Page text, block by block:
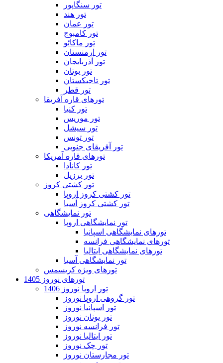
تور سنگاپور
تور هند
تور عمان
تور کامبوج
تور ماکائو
تور ارمنستان
تور آذربایجان
تور بوتان
تور تاجیکستان
تور قطر
تورهای قاره آفریقا
تور کنیا
تور موریس
تور سیشل
تور تونس
تور آفریقای جنوبی
تورهای قاره آمریکا
تور کانادا
تور برزیل
تور کشتی کروز
تور کشتی کروز اروپا
تور کشتی کروز آسیا
تور نمایشگاهی
تور نمایشگاهی اروپا
تورهای نمایشگاهی اسپانیا
تورهای نمایشگاهی فرانسه
تورهای نمایشگاهی ایتالیا
تور نمایشگاهی آسیا
تورهای ویژه کریسمس
تورهای نوروز 1405
تور اروپا نوروز 1406
تور گروهی اروپا نوروز
تور اسپانیا نوروز
تور یونان نوروز
تور فرانسه نوروز
تور ایتالیا نوروز
تور چک نوروز
تور مجارستان نوروز